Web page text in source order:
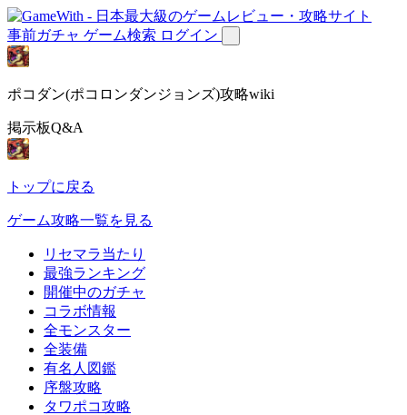
事前ガチャ ゲーム検索 ログイン
ポコダン(ポコロンダンジョンズ)攻略wiki
掲示板Q&A
トップに戻る
ゲーム攻略一覧を見る
リセマラ当たり
最強ランキング
開催中のガチャ
コラボ情報
全モンスター
全装備
有名人図鑑
序盤攻略
タワポコ攻略